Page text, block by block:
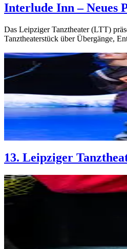
Interlude Inn – Neues
Das Leipziger Tanztheater (LTT)
Tanztheaterstück über Übergänge,
13. Leipziger